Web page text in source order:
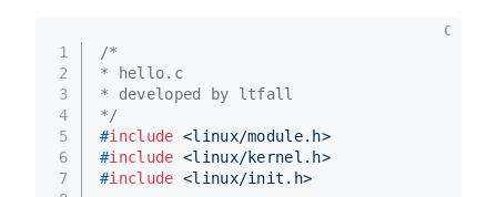
6
7
8
9
10
11
12
13
# include
#
include
static int __init
{
    printk(
"<1>Hello the Linux kernel
return
0